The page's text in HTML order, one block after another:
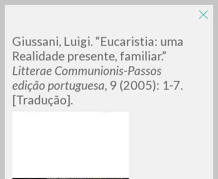
Giussani, Luigi. “Eucaristia: uma
Realidade presente, familiar.”
Litterae Communionis-Passos
edição portuguesa, 9 (2005): 1-7.
[Tradução].
LUIGI
GIUSSANI